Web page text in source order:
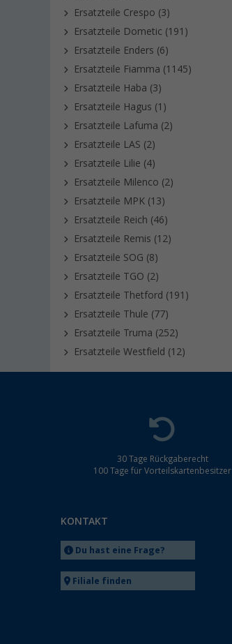
Ersatzteile Crespo (3)
Ersatzteile Dometic (191)
Ersatzteile Enders (6)
Ersatzteile Fiamma (1145)
Ersatzteile Haba (3)
Ersatzteile Hagus (1)
Ersatzteile Lafuma (2)
Ersatzteile LAS (2)
Ersatzteile Lilie (4)
Ersatzteile Milenco (2)
Ersatzteile MPK (13)
Ersatzteile Reich (46)
Ersatzteile Remis (12)
Ersatzteile SOG (8)
Ersatzteile TGO (2)
Ersatzteile Thetford (191)
Ersatzteile Thule (77)
Ersatzteile Truma (252)
Ersatzteile Westfield (12)
30 Tage Rückgaberecht
100 Tage für Vorteilskartenbesitzer
KONTAKT
Du hast eine Frage?
Filiale finden